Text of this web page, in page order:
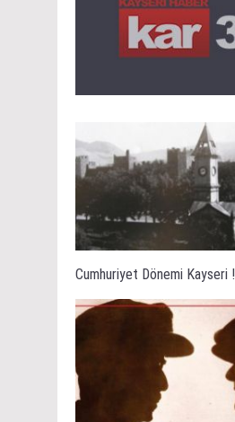
Cumhuriyet Dönemi Kayseri !